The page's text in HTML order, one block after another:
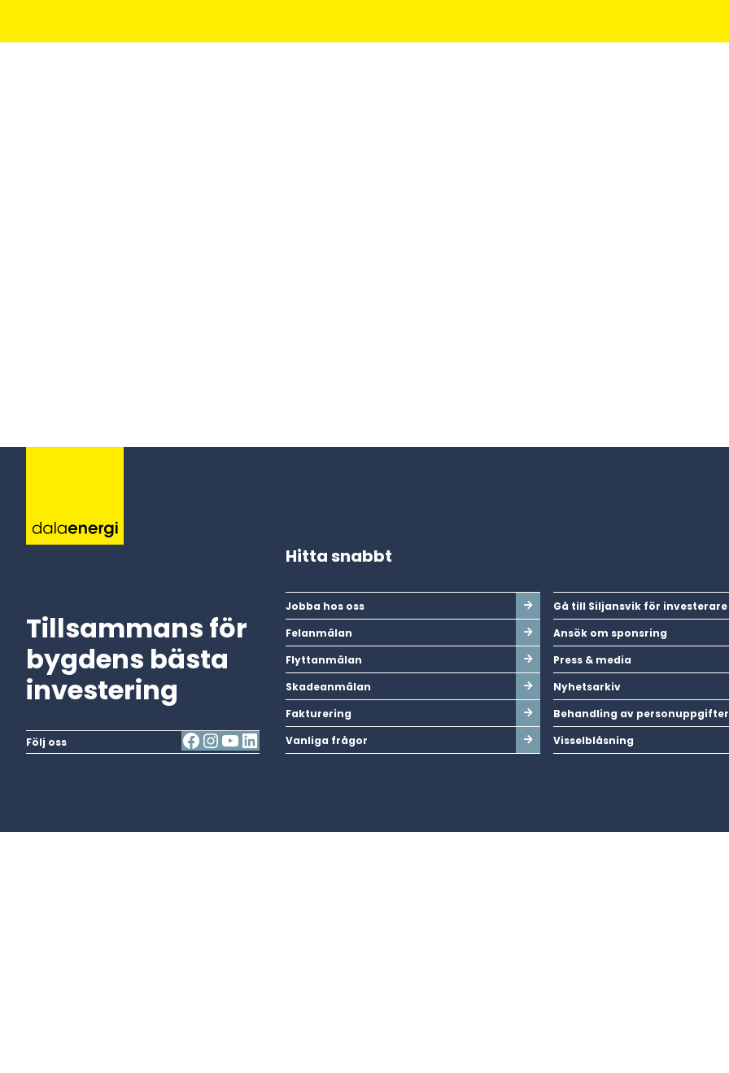
Tillsammans för
bygdens bästa
investering
Följ oss
Hitta snabbt
Jobba hos oss
Felanmälan
Flyttanmälan
Skadeanmälan
Fakturering
Vanliga frågor
Gå till Siljansvik för investerare
Ansök om sponsring
Press & media
Nyhetsarkiv
Behandling av personuppgifter
Visselblåsning